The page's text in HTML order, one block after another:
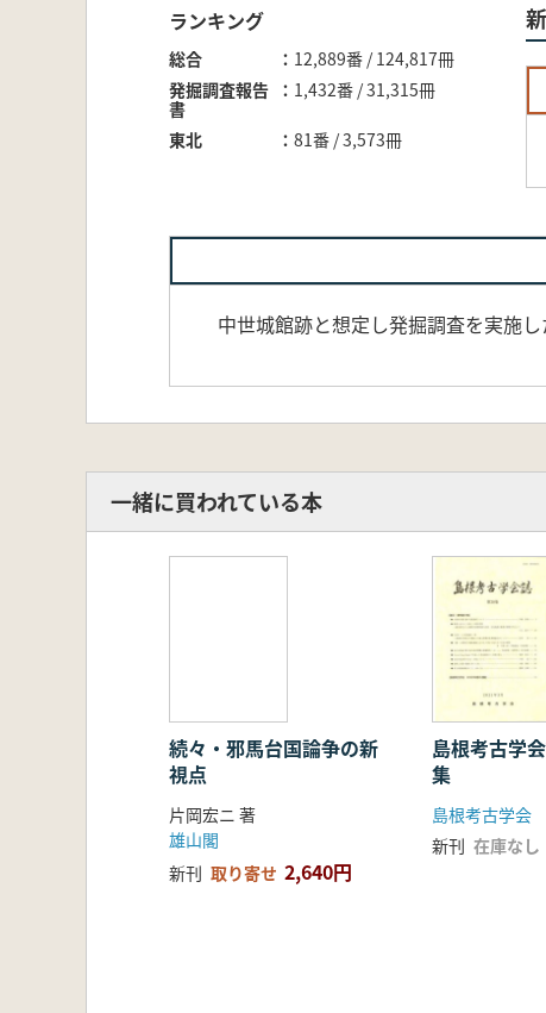
ランキング
総合
12,889番 / 124,817冊
発掘調査報告
書
1,432番 / 31,315冊
東北 81番 / 3,573冊
中世城館跡と想定し発掘調査を実施
一緒に買われている本
続々・邪馬台国論争の新
視点
片岡宏ニ 著
雄山閣
新刊 取り寄せ 2,640円
島根考古学
集
島根考古学会
新刊 在庫なし